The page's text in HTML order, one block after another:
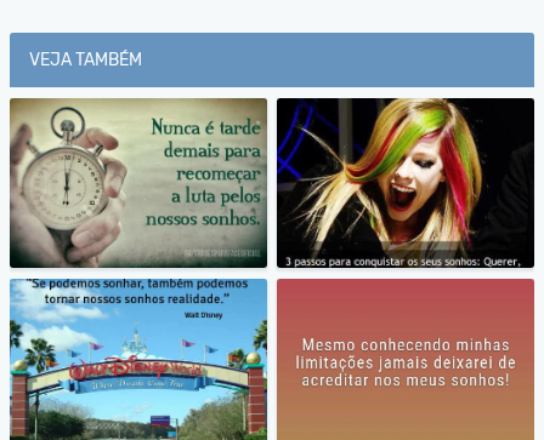
VEJA TAMBÉM